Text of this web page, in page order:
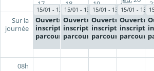
15/01 - 13/03
Ouverture
inscription
parcoursup
15/01 - 13/03
Ouverture
inscription
parcoursup
15/01 - 13/03
Ouverture
inscription
parcoursup
15/01 - 13/03
17
18
19
Sur la
journée
08h